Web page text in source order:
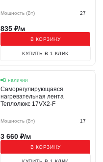
Мощность (Вт) 27
835 ₽/м
В КОРЗИНУ
КУПИТЬ В 1 КЛИК
В наличии
Саморегулирующаяся
нагревательная лента
Теплолюкс 17VX2-F
Мощность (Вт) 17
3 660 ₽/м
В КОРЗИНУ